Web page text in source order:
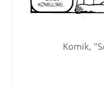
Komik,